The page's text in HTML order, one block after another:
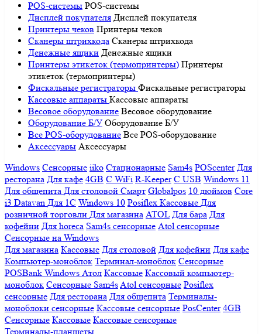
POS-системы POS-системы
Дисплей покупателя Дисплей покупателя
Принтеры чеков Принтеры чеков
Сканеры штрихкода Сканеры штрихкода
Денежные ящики Денежные ящики
Принтеры этикеток (термопринтеры) Принтеры
этикеток (термопринтеры)
Фискальные регистраторы Фискальные регистраторы
Кассовые аппараты Кассовые аппараты
Весовое оборудование Весовое оборудование
Оборудование Б/У Оборудование Б/У
Все POS-оборудование Все POS-оборудование
Аксессуары Аксессуары
Windows Сенсорные iiko Стационарные Sam4s POScenter Для
ресторана Для кафе 4GB С WiFi R-Keeper С USB Windows 11
Для общепита Для столовой Смарт Globalpos 10 дюймов Core
i3 Datavan Для 1С Windows 10 Posiflex Кассовые Для
розничной торговли Для магазина ATOL Для бара Для
кофейни Для horeca Sam4s сенсорные Atol сенсорные
Сенсорные на Windows
Для магазина Кассовые Для столовой Для кофейни Для кафе
Компьютер-моноблок Терминал-моноблок Сенсорные
POSBank Windows Атол Кассовые Кассовый компьютер-
моноблок Сенсорные Sam4sAtol сенсорные Posiflex
сенсорные Для ресторана Для общепита Терминалы-
моноблоки сенсорные Кассовые сенсорные PosCenter 4GB
Сенсорные Кассовые Кассовые сенсорные
Терминалы-планшеты